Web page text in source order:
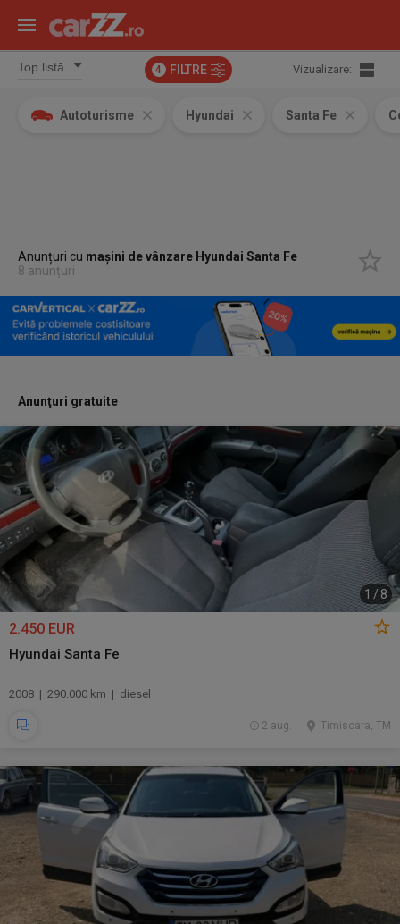
4 FILTRE Vizualizare:
Autoturisme Hyundai Santa Fe
Anunțuri cu mașini de vânzare Hyundai Santa Fe
8 anunțuri
Anunţuri gratuite
1 /8
2.450 EUR
Hyundai Santa Fe
2008 | 290.000 km | diesel
Timisoara, TM
2 aug.